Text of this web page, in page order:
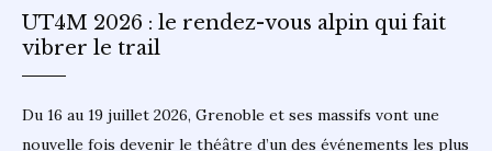
UT4M 2026 : le rendez-vous alpin qui fait
vibrer le trail
Du 16 au 19 juillet 2026, Grenoble et ses massifs vont une
nouvelle fois devenir le théâtre d’un des événements les plus